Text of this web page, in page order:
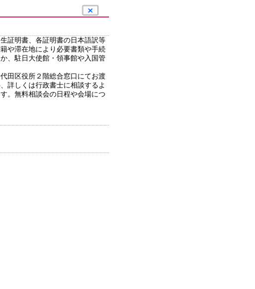
証明書、各証明書の日本語訳等
や滞在地により必要書類や手続
、駐日大使館・領事館や入国管
田区役所２階総合窓口にてお渡
詳しくは行政書士に相談するよ
。無料相談会の日程や会場につ